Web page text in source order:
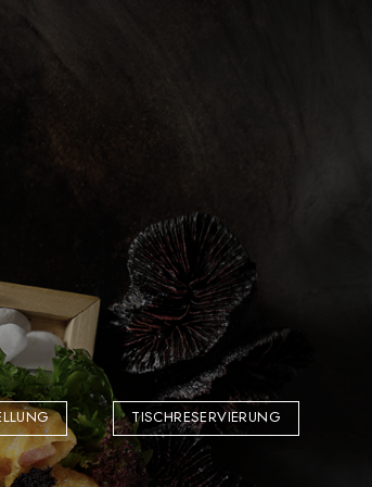
TISCHRESERVIERUNG